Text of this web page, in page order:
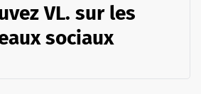
VL. sur les
sociaux